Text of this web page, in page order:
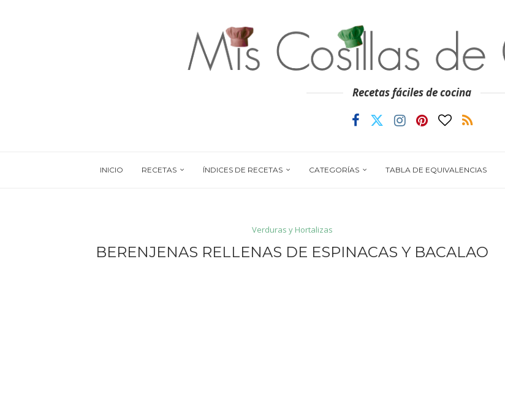
Recetas fáciles de cocina
INICIO RECETAS ÍNDICES DE RECETAS CATEGORÍAS TABLA DE EQUIVALENCIAS
Verduras y Hortalizas
BERENJENAS RELLENAS DE ESPINACAS Y BACALAO